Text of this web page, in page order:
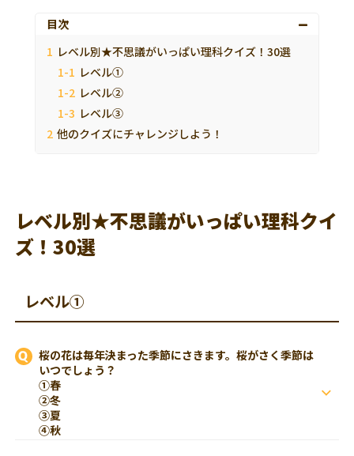
目次
レベル別★不思議がいっぱい理科クイズ！30選
レベル①
レベル②
レベル③
他のクイズにチャレンジしよう！
レベル別★不思議がいっぱい理科クイ
ズ！30選
レベル①
桜の花は毎年決まった季節にさきます。桜がさく季節は
いつでしょう？
①春
②冬
③夏
④秋